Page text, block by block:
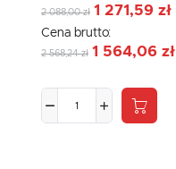
2 088,00 zł 1 271,59 zł
Cena brutto:
2 568,24 zł 1 564,06 zł